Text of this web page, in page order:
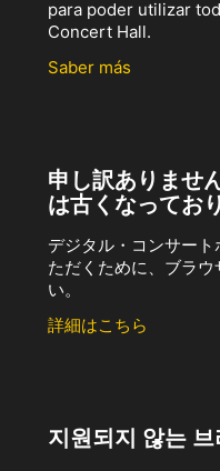
para poder utilizar
Concert Hall.
Saber más
申し訳ありませ
は古くなってお
デジタル・コンサー
ただくために、ブラ
い。
詳細はこちら
지원되지 않는